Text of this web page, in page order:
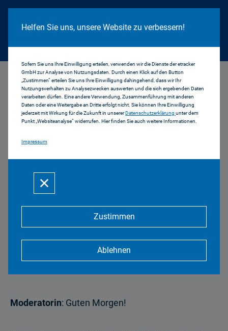
Cookie Hinweis
Helfen Sie uns, unsere Website zu verbessern!
Sofern Sie uns Ihre Einwilligung erteilen, verwenden wir die Dienste der etracker
GmbH zur Analyse von Nutzungsdaten. Durch einen Klick auf den Button
„Zustimmen“ erteilen Sie uns Ihre Einwilligung dahingehend, dass wir Ihr
Nutzungsverhalten zu Analysezwecken auswerten und die sich ergebenden Daten
verarbeiten dürfen. Eine andere Verwendung, Zusammenführung mit anderen
Daten oder eine Weitergabe an Dritte erfolgt nicht. Sie können Ihre Einwilligung
jederzeit mit Wirkung für die Zukunft in unsererDatenschutzerklärung unter dem
Punkt „Websiteanalyse“ widerrufen. Hier finden Sie auch weitere Informationen.
Impressum
Zustimmen
Ablehnen
Sichere_Wiesn_RT1_Augsburg
Sichere Wiesn für
Mädchen und Frauen
Moderation – Augsburg, RT1: Sichere Wiesn für
Mädchen und Frauen
Moderation
Moderatorin: Guten Morgen!